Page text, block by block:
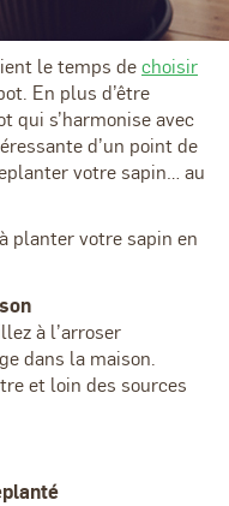
le temps de choisir
En plus d’être
qui s’harmonise avec
d’un point de
votre sapin… au
planter votre sapin en
à l’arroser
dans la maison.
et loin des sources